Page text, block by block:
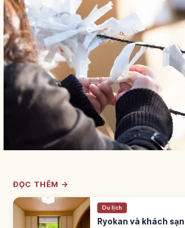
ĐỌC THÊM →
Du lịch
Ryokan và khách